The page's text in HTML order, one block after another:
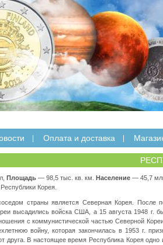
Оплата и доставка
Площадь — 98,5 тыс. кв. км. Население — 45,7
Корея.
страны является Северная Корея. После
высадились войска США, а 15 августа 1948 г.
с коммунистической частью Северной
войну, которая закончилась в 1953 г.
друга. В настоящее время Республика Корея